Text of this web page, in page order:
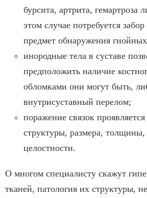
бурсита, артрита, гемартроза
этом случае потребуется
предмет обнаружения
инородные тела в суставе
предположить наличие
обломками они могут быть,
внутрисуставный перелом;
поражение связок
структуры, размера,
целостности.
О многом специалисту скажут
тканей, патология их структуры,